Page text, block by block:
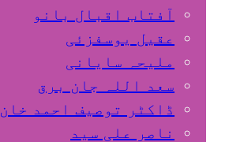
آفتاب اقبال بانو
عقیل یوسفزئی
ملیحہ سایانی
سعد اللہ جان برق
ڈاکٹر توصیف احمد خان
ناصر علی سید